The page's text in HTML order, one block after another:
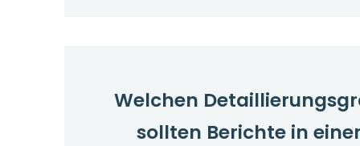
Welchen
sollten Berichte in